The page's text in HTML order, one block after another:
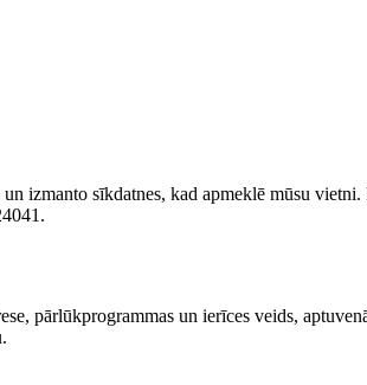
izmanto sīkdatnes, kad apmeklē mūsu
pārlūkprogrammas un ierīces veids,